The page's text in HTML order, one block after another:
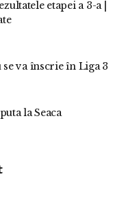
etapei a 3-a |
se va înscrie în Liga 3
la Seaca